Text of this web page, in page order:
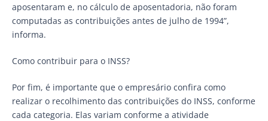
aposentaram e, no cálculo de aposentadoria, não foram
computadas as contribuições antes de julho de 1994”,
informa.
Como contribuir para o INSS?
Por fim, é importante que o empresário confira como
realizar o recolhimento das contribuições do INSS, conforme
cada categoria. Elas variam conforme a atividade